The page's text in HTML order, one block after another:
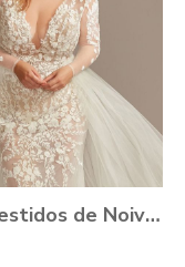
15 Vestidos de Noiva Plus Size para você se apaixonar